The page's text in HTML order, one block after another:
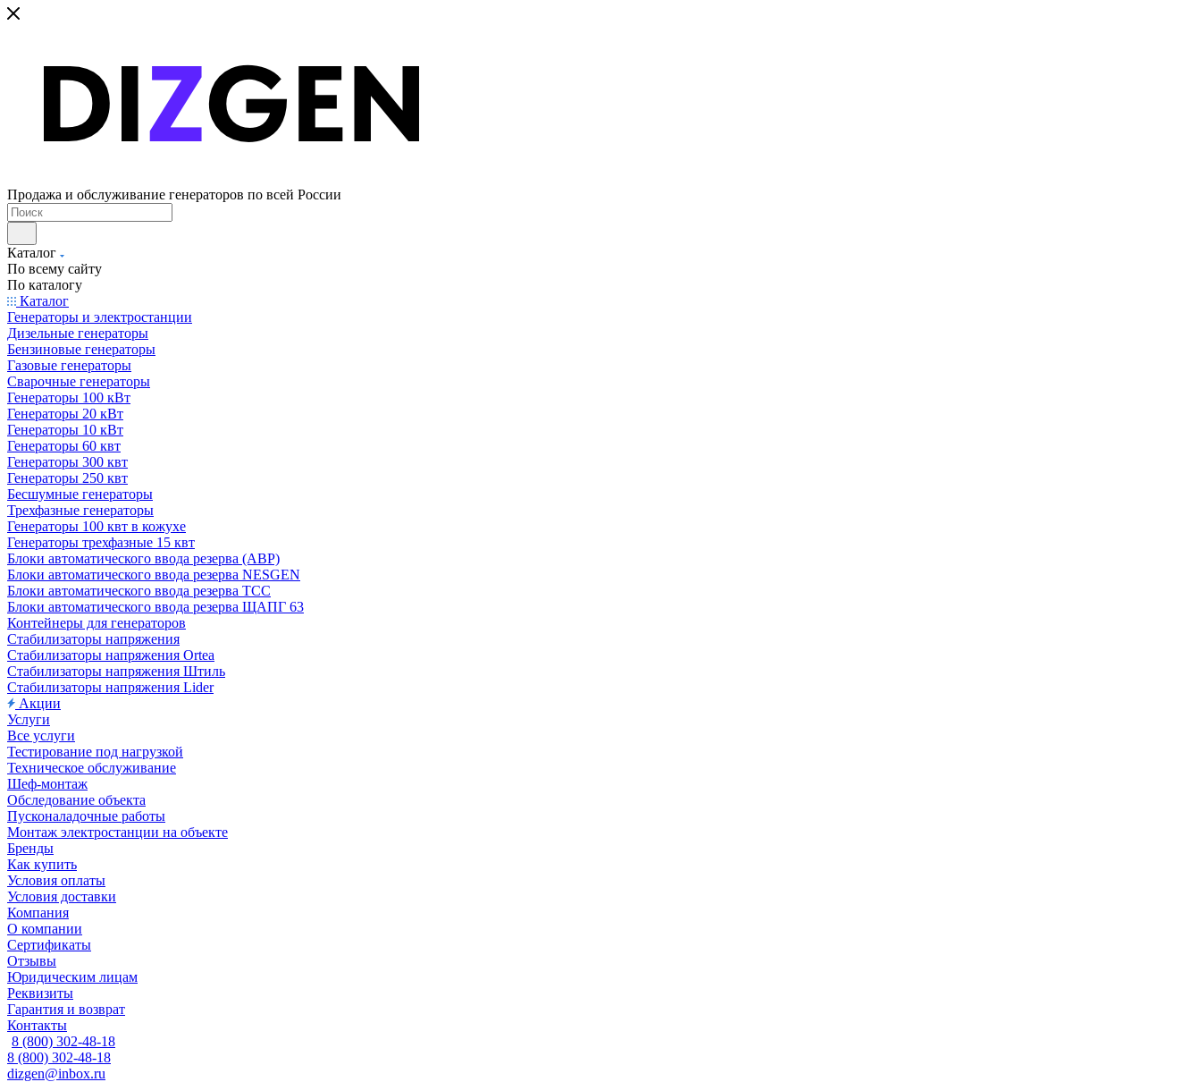
Продажа и обслуживание генераторов по всей России
Каталог
По всему сайту
По каталогу
Каталог
Генераторы и электростанции
Дизельные генераторы
Бензиновые генераторы
Газовые генераторы
Сварочные генераторы
Генераторы 100 кВт
Генераторы 20 кВт
Генераторы 10 кВт
Генераторы 60 квт
Генераторы 300 квт
Генераторы 250 квт
Бесшумные генераторы
Трехфазные генераторы
Генераторы 100 квт в кожухе
Генераторы трехфазные 15 квт
Блоки автоматического ввода резерва (АВР)
Блоки автоматического ввода резерва NESGEN
Блоки автоматического ввода резерва ТСС
Блоки автоматического ввода резерва ЩАПГ 63
Контейнеры для генераторов
Стабилизаторы напряжения
Стабилизаторы напряжения Ortea
Стабилизаторы напряжения Штиль
Стабилизаторы напряжения Lider
Акции
Услуги
Все услуги
Тестирование под нагрузкой
Техническое обслуживание
Шеф-монтаж
Обследование объекта
Пусконаладочные работы
Монтаж электростанции на объекте
Бренды
Как купить
Условия оплаты
Условия доставки
Компания
О компании
Сертификаты
Отзывы
Юридическим лицам
Реквизиты
Гарантия и возврат
Контакты
8 (800) 302-48-18
8 (800) 302-48-18
dizgen@inbox.ru